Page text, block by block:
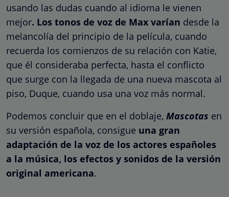
usando las dudas cuando al idioma le vienen
mejor. Los tonos de voz de Max varían desde la
melancolía del principio de la película, cuando
recuerda los comienzos de su relación con Katie,
que él consideraba perfecta, hasta el conflicto
que surge con la llegada de una nueva mascota al
piso, Duque, cuando usa una voz más normal.
Podemos concluir que en el doblaje, Mascotas en
su versión española, consigue una gran
adaptación de la voz de los actores españoles
a la música, los efectos y sonidos de la versión
original americana.